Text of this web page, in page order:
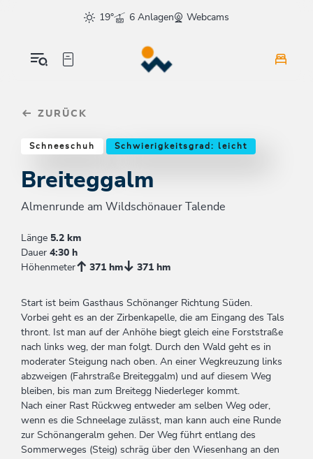
sr.skip-to.main-content
sr.skip-to.table-of-contents
sr.skip-to.main-navigation
19°
6 Anlagen Webcams
ZURÜCK
Schneeschuh Schwierigkeitsgrad: leicht
Breiteggalm
Almenrunde am Wildschönauer Talende
Länge 5.2 km
Dauer 4:30 h
Höhenmeter
371 hm 371 hm
Start ist beim Gasthaus Schönanger Richtung Süden.
Vorbei geht es an der Zirbenkapelle, die am Eingang des Tals
thront. Ist man auf der Anhöhe biegt gleich eine Forststraße
nach links weg, der man folgt. Durch den Wald geht es in
moderater Steigung nach oben. An einer Wegkreuzung links
abzweigen (Fahrstraße Breiteggalm) und auf diesem Weg
bleiben, bis man zum Breitegg Niederleger kommt.
Nach einer Rast Rückweg entweder am selben Weg oder,
wenn es die Schneelage zulässt, man kann auch eine Runde
zur Schönangeralm gehen. Der Weg führt entlang des
Sommerweges (Steig) schräg über den Wiesenhang an den